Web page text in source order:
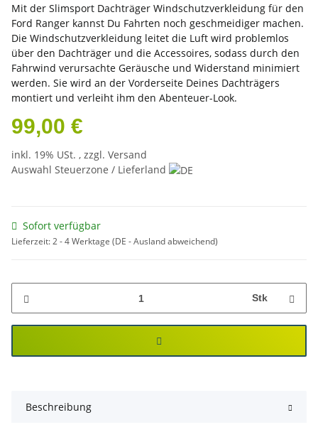
Mit der Slimsport Dachträger Windschutzverkleidung für den
Ford Ranger kannst Du Fahrten noch geschmeidiger machen.
Die Windschutzverkleidung leitet die Luft wird problemlos
über den Dachträger und die Accessoires, sodass durch den
Fahrwind verursachte Geräusche und Widerstand minimiert
werden. Sie wird an der Vorderseite Deines Dachträgers
montiert und verleiht ihm den Abenteuer-Look.
99,00 €
inkl. 19% USt. , zzgl. Versand
Auswahl Steuerzone / Lieferland
Sofort verfügbar
Lieferzeit:2 - 4 Werktage (DE - Ausland abweichend)
Stk
Beschreibung